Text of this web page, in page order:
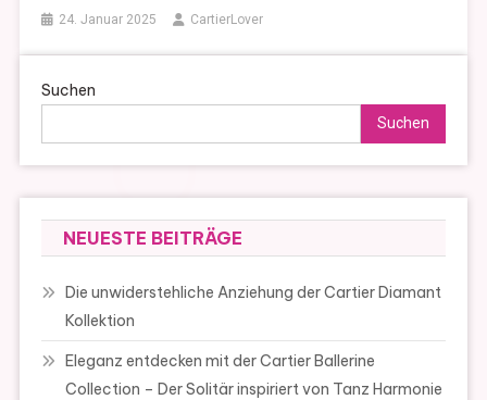
24. Januar 2025 CartierLover
Suchen
Suchen
NEUESTE BEITRÄGE
Die unwiderstehliche Anziehung der Cartier Diamant
Kollektion
Eleganz entdecken mit der Cartier Ballerine
Collection – Der Solitär inspiriert von Tanz Harmonie